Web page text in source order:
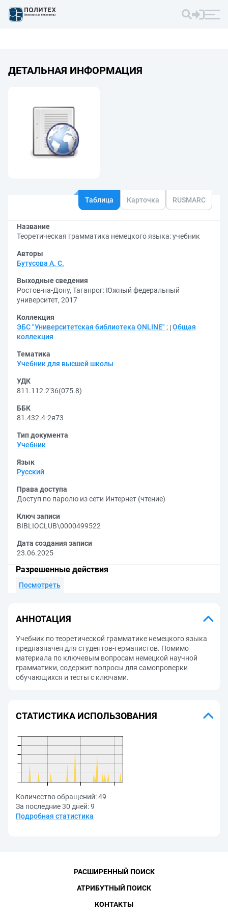
ДЕТАЛЬНАЯ ИНФОРМАЦИЯ
Таблица Карточка RUSMARC
Название
Теоретическая грамматика немецкого языка: учебник
Авторы
Бутусова А. С.
Выходные сведения
Ростов-на-Дону, Таганрог: Южный федеральный
университет, 2017
Коллекция
ЭБС "Университетская библиотека ONLINE" ; Общая
коллекция
Тематика
Учебник для высшей школы
УДК
811.112.2'36(075.8)
ББК
81.432.4-2я73
Тип документа
Учебник
Язык
Русский
Права доступа
Доступ по паролю из сети Интернет (чтение)
Ключ записи
BIBLIOCLUB\0000499522
Дата создания записи
23.06.2025
Разрешенные действия
Посмотреть
АННОТАЦИЯ
Учебник по теоретической грамматике немецкого языка
предназначен для студентов-германистов. Помимо
материала по ключевым вопросам немецкой научной
грамматики, содержит вопросы для самопроверки
обучающихся и тесты с ключами.
СТАТИСТИКА ИСПОЛЬЗОВАНИЯ
Количество обращений:49
За последние 30 дней:9
Подробная статистика
РАСШИРЕННЫЙ ПОИСК
АТРИБУТНЫЙ ПОИСК
КОНТАКТЫ